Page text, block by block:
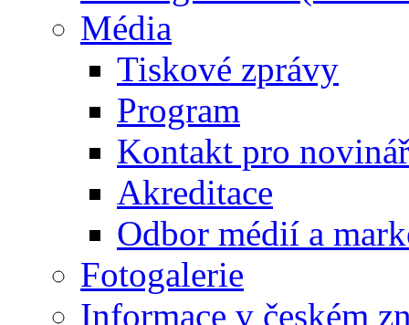
Média
Tiskové zprávy
Program
Kontakt pro
Akreditace
Odbor médií a
Fotogalerie
Informace v českém